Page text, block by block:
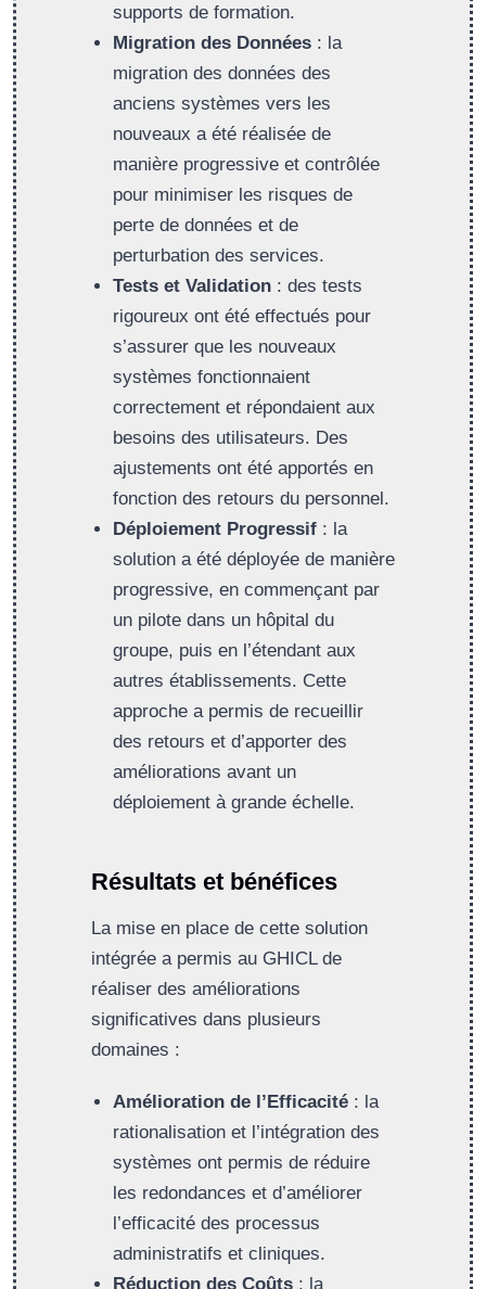
supports de formation.
Migration des Données : la
migration des données des
anciens systèmes vers les
nouveaux a été réalisée de
manière progressive et contrôlée
pour minimiser les risques de
perte de données et de
perturbation des services.
Tests et Validation : des tests
rigoureux ont été effectués pour
s’assurer que les nouveaux
systèmes fonctionnaient
correctement et répondaient aux
besoins des utilisateurs. Des
ajustements ont été apportés en
fonction des retours du personnel.
Déploiement Progressif : la
solution a été déployée de manière
progressive, en commençant par
un pilote dans un hôpital du
groupe, puis en l’étendant aux
autres établissements. Cette
approche a permis de recueillir
des retours et d’apporter des
améliorations avant un
déploiement à grande échelle.
Résultats et bénéfices
La mise en place de cette solution
intégrée a permis au GHICL de
réaliser des améliorations
significatives dans plusieurs
domaines :
Amélioration de l’Efficacité : la
rationalisation et l’intégration des
systèmes ont permis de réduire
les redondances et d’améliorer
l’efficacité des processus
administratifs et cliniques.
Réduction des Coûts : la